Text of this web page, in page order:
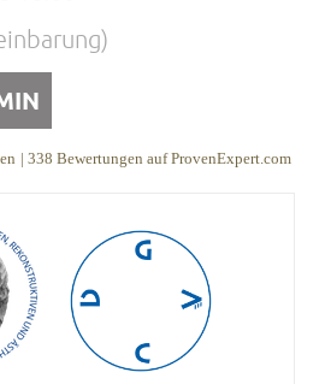
338 Bewertungen auf ProvenExpert.com